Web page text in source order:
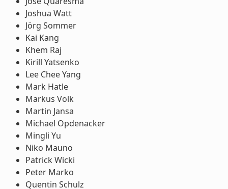
Joshua Watt
Jörg Sommer
Kai Kang
Khem Raj
Kirill Yatsenko
Lee Chee Yang
Mark Hatle
Markus Volk
Martin Jansa
Michael Opdenacker
Mingli Yu
Niko Mauno
Patrick Wicki
Peter Marko
Quentin Schulz